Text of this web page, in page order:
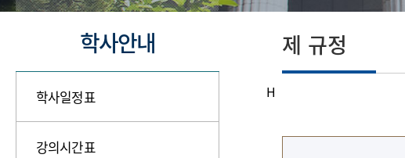
자체 평가
학사안내
학사일정표
강의시간표
H
제 규정